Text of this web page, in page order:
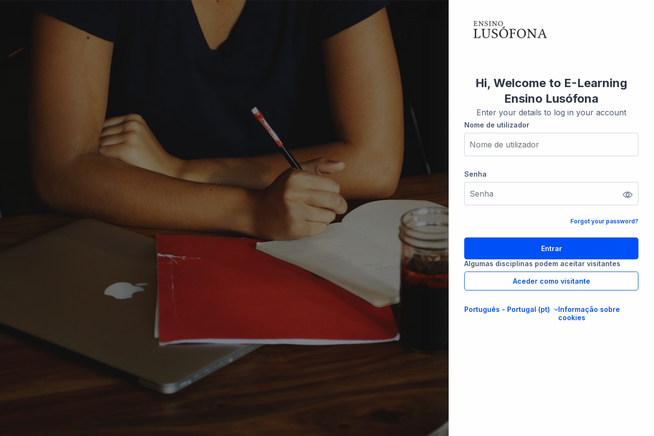
Hi, Welcome to E-Learning
Ensino Lusófona
Enter your details to log in your account
Nome de utilizador
Nome de utilizador
Senha
Senha
Forgot your password?
Entrar
Algumas disciplinas podem aceitar visitantes
Aceder como visitante
Português - Portugal ‎(pt)‎
Informação sobre
cookies